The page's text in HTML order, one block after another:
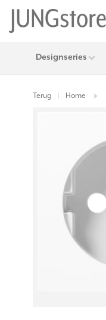
Designseries
Terug Home